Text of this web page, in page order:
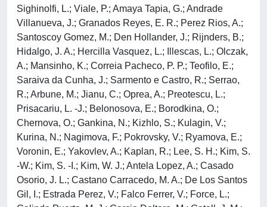
Sighinolfi, L.; Viale, P.; Amaya Tapia, G.; Andrade
Villanueva, J.; Granados Reyes, E. R.; Perez Rios, A.;
Santoscoy Gomez, M.; Den Hollander, J.; Rijnders, B.;
Hidalgo, J. A.; Hercilla Vasquez, L.; Illescas, L.; Olczak,
A.; Mansinho, K.; Correia Pacheco, P. P.; Teofilo, E.;
Saraiva da Cunha, J.; Sarmento e Castro, R.; Serrao,
R.; Arbune, M.; Jianu, C.; Oprea, A.; Preotescu, L.;
Prisacariu, L. -J.; Belonosova, E.; Borodkina, O.;
Chernova, O.; Gankina, N.; Kizhlo, S.; Kulagin, V.;
Kurina, N.; Nagimova, F.; Pokrovsky, V.; Ryamova, E.;
Voronin, E.; Yakovlev, A.; Kaplan, R.; Lee, S. H.; Kim, S.
-W.; Kim, S. -I.; Kim, W. J.; Antela Lopez, A.; Casado
Osorio, J. L.; Castano Carracedo, M. A.; De Los Santos
Gil, I.; Estrada Perez, V.; Falco Ferrer, V.; Force, L.;